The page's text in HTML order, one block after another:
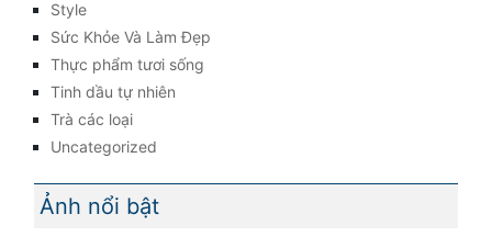
Style
Sức Khỏe Và Làm Đẹp
Thực phẩm tươi sống
Tinh dầu tự nhiên
Trà các loại
Uncategorized
Ảnh nổi bật